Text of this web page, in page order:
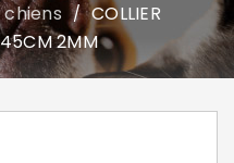
/ COLLIER
45CM 2MM